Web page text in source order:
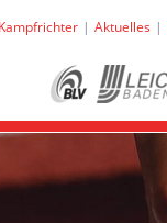
Kampfrichter Aktuelles